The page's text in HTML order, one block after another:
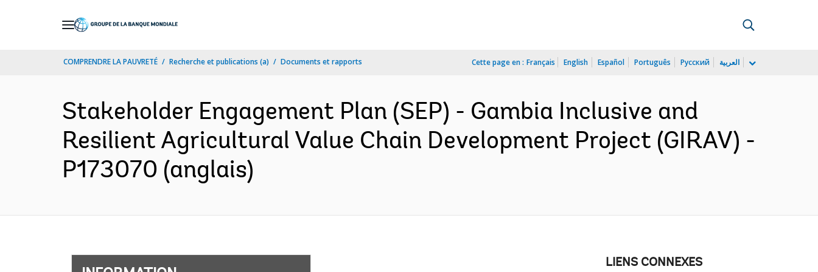
COMPRENDRE LA PAUVRETÉ Recherche et publications (a) Documents et rapports Cette page en : Français English Español Português Русский العربية
Stakeholder Engagement Plan (SEP) - Gambia Inclusive and
Resilient Agricultural Value Chain Development Project (GIRAV) -
P173070 (anglais)
LIENS CONNEXES